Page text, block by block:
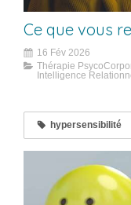
Ce que vous
16 Fév 2026
Thérapie
Intelligence
hypersensibilité